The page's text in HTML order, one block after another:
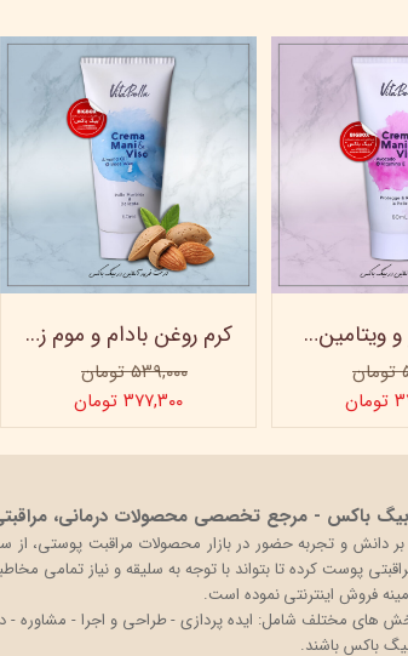
کرم روغن بادام و موم زنبور عسل ویتابلا - 60 میلی لیتر
۵۳۹,۰۰۰ تومان
۳۷۷,۳۰۰ تومان
کرم آووکادو و ویتامینE ویتابلا - تیوپی 60 میلی‌لیتر
بیگ باکس - مرجع تخصصی محصولات درمانی،
پوست کرده تا بتواند با توجه به سلیقه و نیاز تمامی
فروش اینترنتی نموده است.
های مختلف شامل: ایده پردازی - طراحی و اجرا - مشاوره -
باکس باشند.